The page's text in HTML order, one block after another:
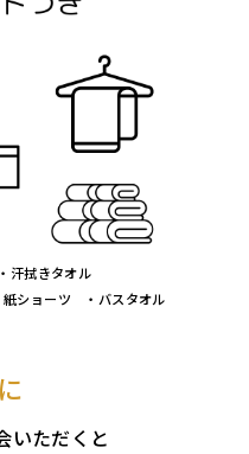
拭きタオル
ショーツ ・バスタオル
いただくと